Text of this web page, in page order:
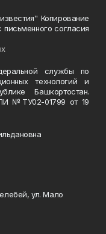
Копирование
согласия
службы по
технологий и
Башкортостан.
№ТУ02-01799 от 19
ул. Мало